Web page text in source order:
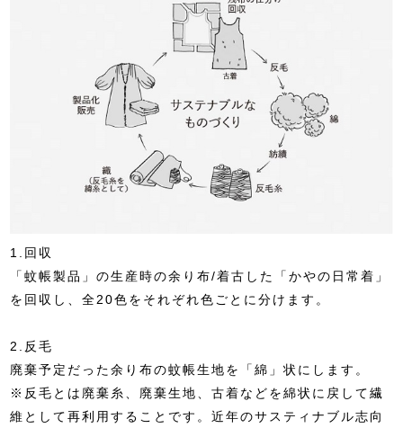
1.回収
「蚊帳製品」の生産時の余り布/着古した「かやの日常着」
を回収し、全20色をそれぞれ色ごとに分けます。
2.反毛
廃棄予定だった余り布の蚊帳生地を「綿」状にします。
※反毛とは廃棄糸、廃棄生地、古着などを綿状に戻して繊
維として再利用することです。近年のサスティナブル志向